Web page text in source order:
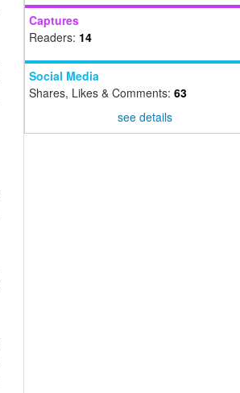
Captures
Readers: 14
Social Media
Shares, Likes & Comments: 63
see details